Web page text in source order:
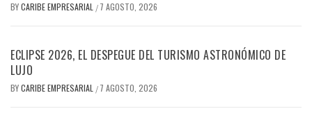
BYCARIBE EMPRESARIAL / 7 AGOSTO, 2026
ECLIPSE 2026, EL DESPEGUE DEL TURISMO ASTRONÓMICO DE
LUJO
BYCARIBE EMPRESARIAL / 7 AGOSTO, 2026